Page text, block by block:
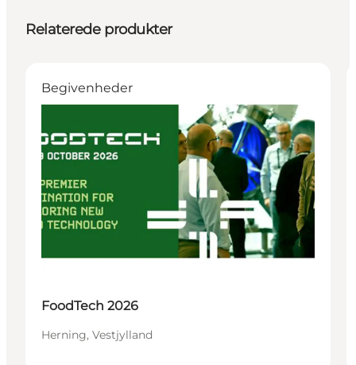
Relaterede produkter
Begivenheder
FoodTech 2026
Herning, Vestjylland